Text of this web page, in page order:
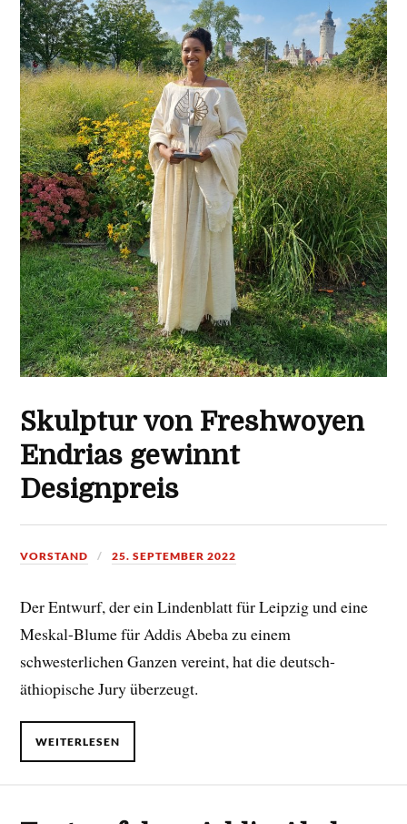
Skulptur von Freshwoyen
Endrias gewinnt
Designpreis
VORSTAND 25. SEPTEMBER 2022
Der Entwurf, der ein Lindenblatt für Leipzig und eine
Meskal-Blume für Addis Abeba zu einem
schwesterlichen Ganzen vereint, hat die deutsch-
äthiopische Jury überzeugt.
WEITERLESEN